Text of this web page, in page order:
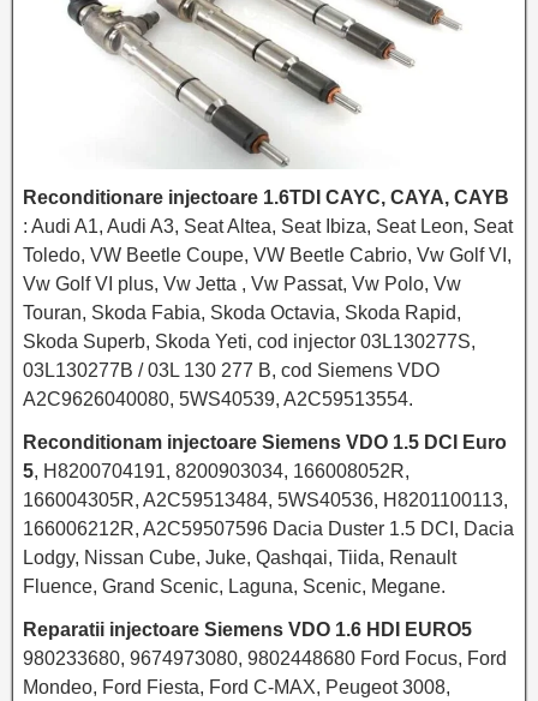
Reconditionare injectoare 1.6TDI CAYC, CAYA, CAYB
: Audi A1, Audi A3, Seat Altea, Seat Ibiza, Seat Leon, Seat
Toledo, VW Beetle Coupe, VW Beetle Cabrio, Vw Golf VI,
Vw Golf VI plus, Vw Jetta , Vw Passat, Vw Polo, Vw
Touran, Skoda Fabia, Skoda Octavia, Skoda Rapid,
Skoda Superb, Skoda Yeti, cod injector 03L130277S,
03L130277B / 03L 130 277 B, cod Siemens VDO
A2C9626040080, 5WS40539, A2C59513554.
Reconditionam injectoare Siemens VDO 1.5 DCI Euro
5, H8200704191, 8200903034, 166008052R,
166004305R, A2C59513484, 5WS40536, H8201100113,
166006212R, A2C59507596 Dacia Duster 1.5 DCI, Dacia
Lodgy, Nissan Cube, Juke, Qashqai, Tiida, Renault
Fluence, Grand Scenic, Laguna, Scenic, Megane.
Reparatii injectoare Siemens VDO 1.6 HDI EURO5
980233680, 9674973080, 9802448680 Ford Focus, Ford
Mondeo, Ford Fiesta, Ford C-MAX, Peugeot 3008,